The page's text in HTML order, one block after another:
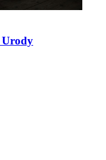
Urody